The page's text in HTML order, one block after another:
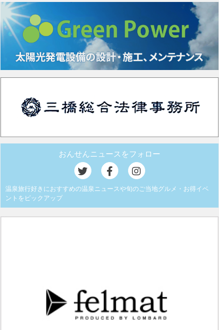
おんせんニュースをフォロー
温泉旅行好きにおすすめの温泉ニュースや旬のご当地グルメ・お得イベ
ントをピックアップ